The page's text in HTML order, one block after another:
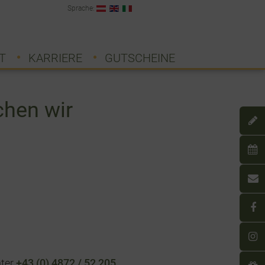
Sprache:
KARRIERE GUTSCHEINE
wir